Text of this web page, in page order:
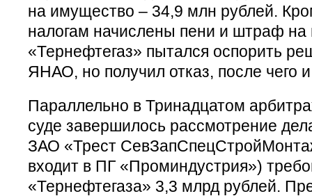
на имущество – 34,9 млн рублей.
налогам начислены пени и штраф на
«Тернефтегаз» пытался оспорить
ЯНАО, но получил отказ, после чего
Параллельно в Тринадцатом
суде завершилось рассмотрение
ЗАО «Трест
входит в ПГ «Проминдустрия»)
«Тернефтегаза» 3,3 млрд рублей.